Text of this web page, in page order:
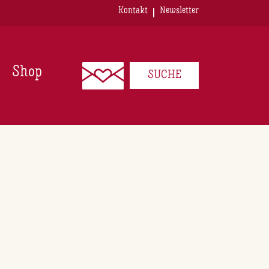
Kontakt Newsletter
Shop SUCHE